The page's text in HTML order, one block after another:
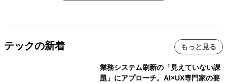
テックの新着 もっと見る
業務システム刷新の「見えていない課
題」にアプローチ。AI×UX専門家の要